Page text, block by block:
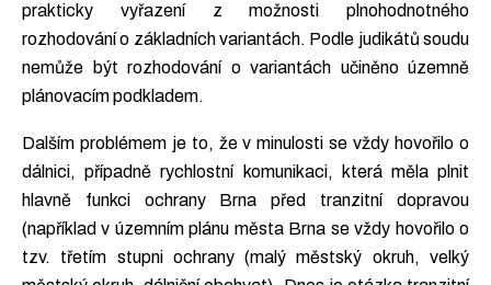
prakticky vyřazení z možnosti plnohodnotného
rozhodování o základních variantách. Podle judikátů soudu
nemůže být rozhodování o variantách učiněno územně
plánovacím podkladem.
Dalším problémem je to, že v minulosti se vždy hovořilo o
dálnici, případně rychlostní komunikaci, která měla plnit
hlavně funkci ochrany Brna před tranzitní dopravou
(například v územním plánu města Brna se vždy hovořilo o
tzv. třetím stupni ochrany (malý městský okruh, velký